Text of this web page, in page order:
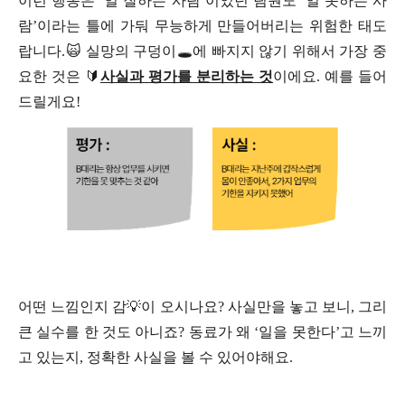
람’이라는 틀에 가둬 무능하게 만들어버리는 위험한 태도
랍니다.🙀 실망의 구덩이🕳에 빠지지 않기 위해서 가장 중
요한 것은 🔰 사실과 평가를 분리하는 것이에요. 예를 들어
드릴게요!
어떤 느낌인지 감💡이 오시나요? 사실만을 놓고 보니, 그리
큰 실수를 한 것도 아니죠? 동료가 왜 ‘일을 못한다’고 느끼
고 있는지, 정확한 사실을 볼 수 있어야해요.